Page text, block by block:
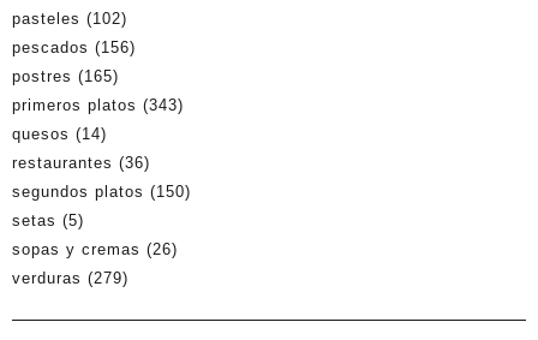
pasteles (102)
pescados (156)
postres (165)
primeros platos (343)
quesos (14)
restaurantes (36)
segundos platos (150)
setas (5)
sopas y cremas (26)
verduras (279)